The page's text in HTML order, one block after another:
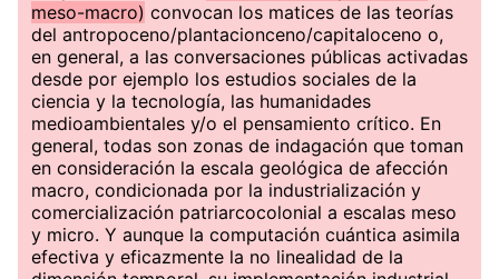
meso-macro) convocan los matices de las teorías
del antropoceno/plantacionceno/capitaloceno o,
en general, a las conversaciones públicas activadas
desde por ejemplo los estudios sociales de la
ciencia y la tecnología, las humanidades
medioambientales y/o el pensamiento crítico. En
general, todas son zonas de indagación que toman
en consideración la escala geológica de afección
macro, condicionada por la industrialización y
comercialización patriarcocolonial a escalas meso
y micro. Y aunque la computación cuántica asimila
efectiva y eficazmente la no linealidad de la